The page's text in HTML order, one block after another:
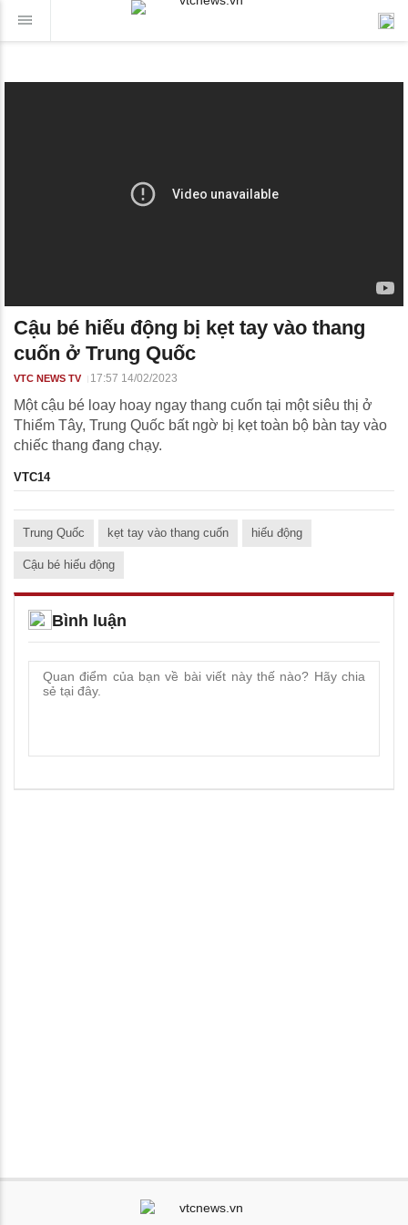
Cậu bé hiếu động bị kẹt tay vào thang
cuốn ở Trung Quốc
VTC NEWS TV 17:57 14/02/2023
Một cậu bé loay hoay ngay thang cuốn tại một siêu thị ở
Thiểm Tây, Trung Quốc bất ngờ bị kẹt toàn bộ bàn tay vào
chiếc thang đang chạy.
VTC14
Trung Quốc kẹt tay vào thang cuốn hiếu động
Cậu bé hiếu động
Bình luận